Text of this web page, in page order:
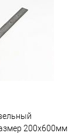
200х600мм